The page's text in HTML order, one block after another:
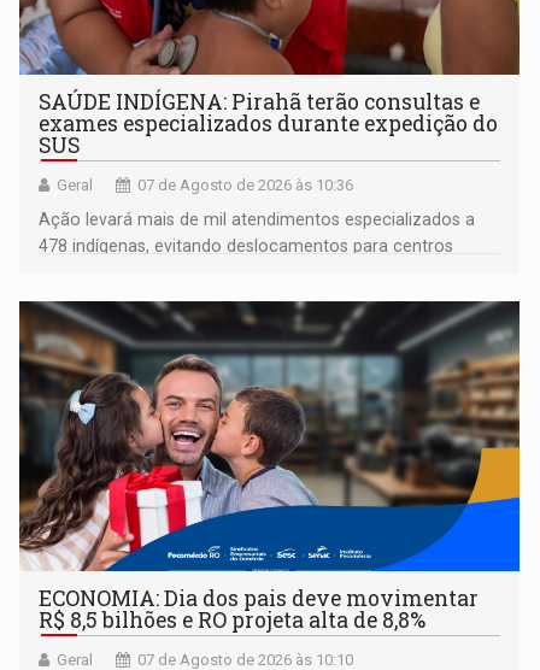
SAÚDE INDÍGENA: Pirahã terão consultas e
exames especializados durante expedição do
SUS
Geral 07 de Agosto de 2026 às 10:36
Ação levará mais de mil atendimentos especializados a
478 indígenas, evitando deslocamentos para centros
ECONOMIA: Dia dos pais deve movimentar
R$ 8,5 bilhões e RO projeta alta de 8,8%
Geral 07 de Agosto de 2026 às 10:10